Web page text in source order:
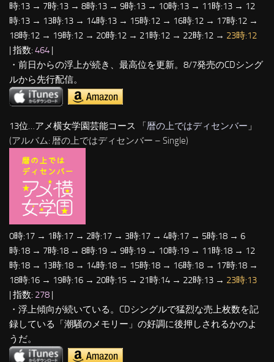
時:13 → 7時:13 → 8時:13 → 9時:13 → 10時:13 → 11時:13 → 12
時:13 → 13時:13 → 14時:13 → 15時:12 → 16時:12 → 17時:12 →
18時:12 → 19時:12 → 20時:12 → 21時:12 → 22時:12 → 23時:12
| 指数: 464 |
・前日からの浮上が続き、最高位を更新。8/7発売のCDシング
ルから先行配信。
13位…アメ横女学園芸能コース 「暦の上ではディセンバー 」
(アルバム: 暦の上ではディセンバー – Single)
0時:17 → 1時:17 → 2時:17 → 3時:17 → 4時:17 → 5時:18 → 6
時:18 → 7時:18 → 8時:19 → 9時:19 → 10時:19 → 11時:18 → 12
時:18 → 13時:18 → 14時:18 → 15時:18 → 16時:18 → 17時:18 →
18時:16 → 19時:16 → 20時:15 → 21時:14 → 22時:13 → 23時:13
| 指数: 278 |
・浮上傾向が続いている。CDシングルで猛烈な売上枚数を記
録している「潮騒のメモリー」の好調に後押しされるかのよ
うだ。